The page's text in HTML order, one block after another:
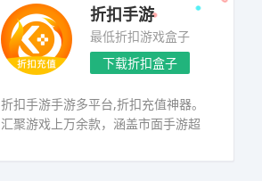
折扣手游
最低折扣游戏盒子
下载折扣盒子
折扣手游手游多平台,折扣充值神器。
汇聚游戏上万余款，涵盖市面手游超